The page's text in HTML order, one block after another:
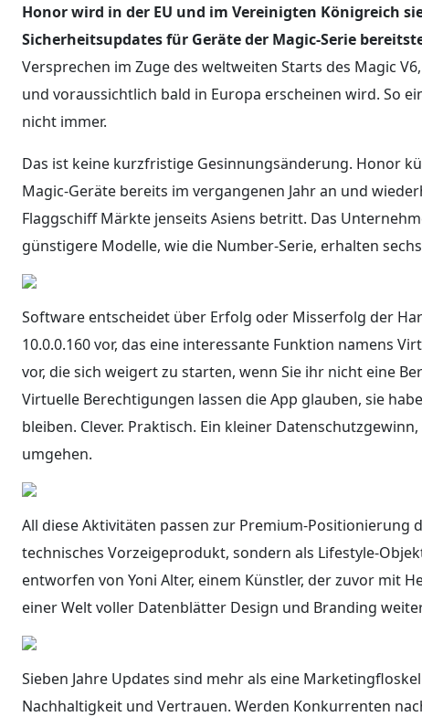
Honor wird in der EU und im Vereinigten Königreich
Sicherheitsupdates für Geräte der Magic-Serie
Versprechen im Zuge des weltweiten Starts des Magic
und voraussichtlich bald in Europa erscheinen wird. So
nicht immer.
Das ist keine kurzfristige Gesinnungsänderung. Honor
Magic-Geräte bereits im vergangenen Jahr an und
Flaggschiff Märkte jenseits Asiens betritt. Das
günstigere Modelle, wie die Number-Serie, erhalten
Software entscheidet über Erfolg oder Misserfolg der
10.0.0.160 vor, das eine interessante Funktion namens
vor, die sich weigert zu starten, wenn Sie ihr nicht eine
Virtuelle Berechtigungen lassen die App glauben, sie
bleiben. Clever. Praktisch. Ein kleiner
umgehen.
All diese Aktivitäten passen zur Premium-Positionierung
technisches Vorzeigeprodukt, sondern als Lifestyle-
entworfen von Yoni Alter, einem Künstler, der zuvor mit
einer Welt voller Datenblätter Design und Branding
Sieben Jahre Updates sind mehr als eine
Nachhaltigkeit und Vertrauen. Werden Konkurrenten